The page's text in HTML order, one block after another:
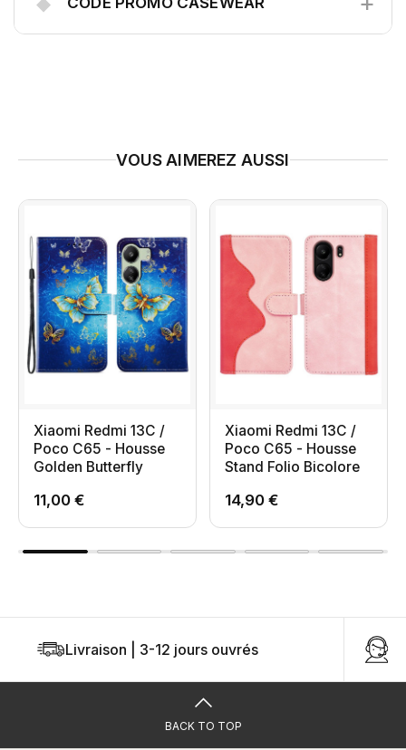
VOUS AIMEREZ AUSSI
Xiaomi Redmi 13C /
Poco C65 - Housse
Golden Butterfly
11,00 €
Xiaomi Redmi 13C /
Poco C65 - Housse
Stand Folio Bicolore
14,90 €
Livraison | 3-12 jours ouvrés
BACK TO TOP